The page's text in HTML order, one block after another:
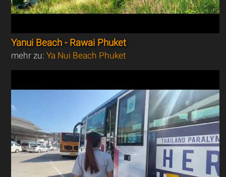
Yanui Beach - Rawai Phuket
mehr zu:Ya Nui Beach Phuket